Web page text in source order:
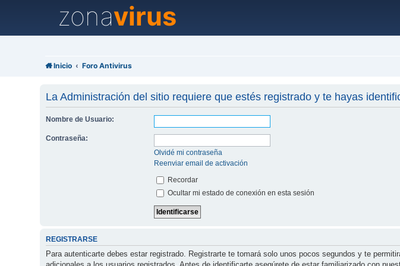
zonavirus
Inicio Foro Antivirus
La Administración del sitio requiere que estés registrado y te hayas
Nombre de Usuario:
Contraseña:
Olvidé mi contraseña
Reenviar email de activación
Recordar
Ocultar mi estado de conexión en esta sesión
REGISTRARSE
Para autenticarte debes estar registrado. Registrarte te tomará solo unos pocos segundos y te